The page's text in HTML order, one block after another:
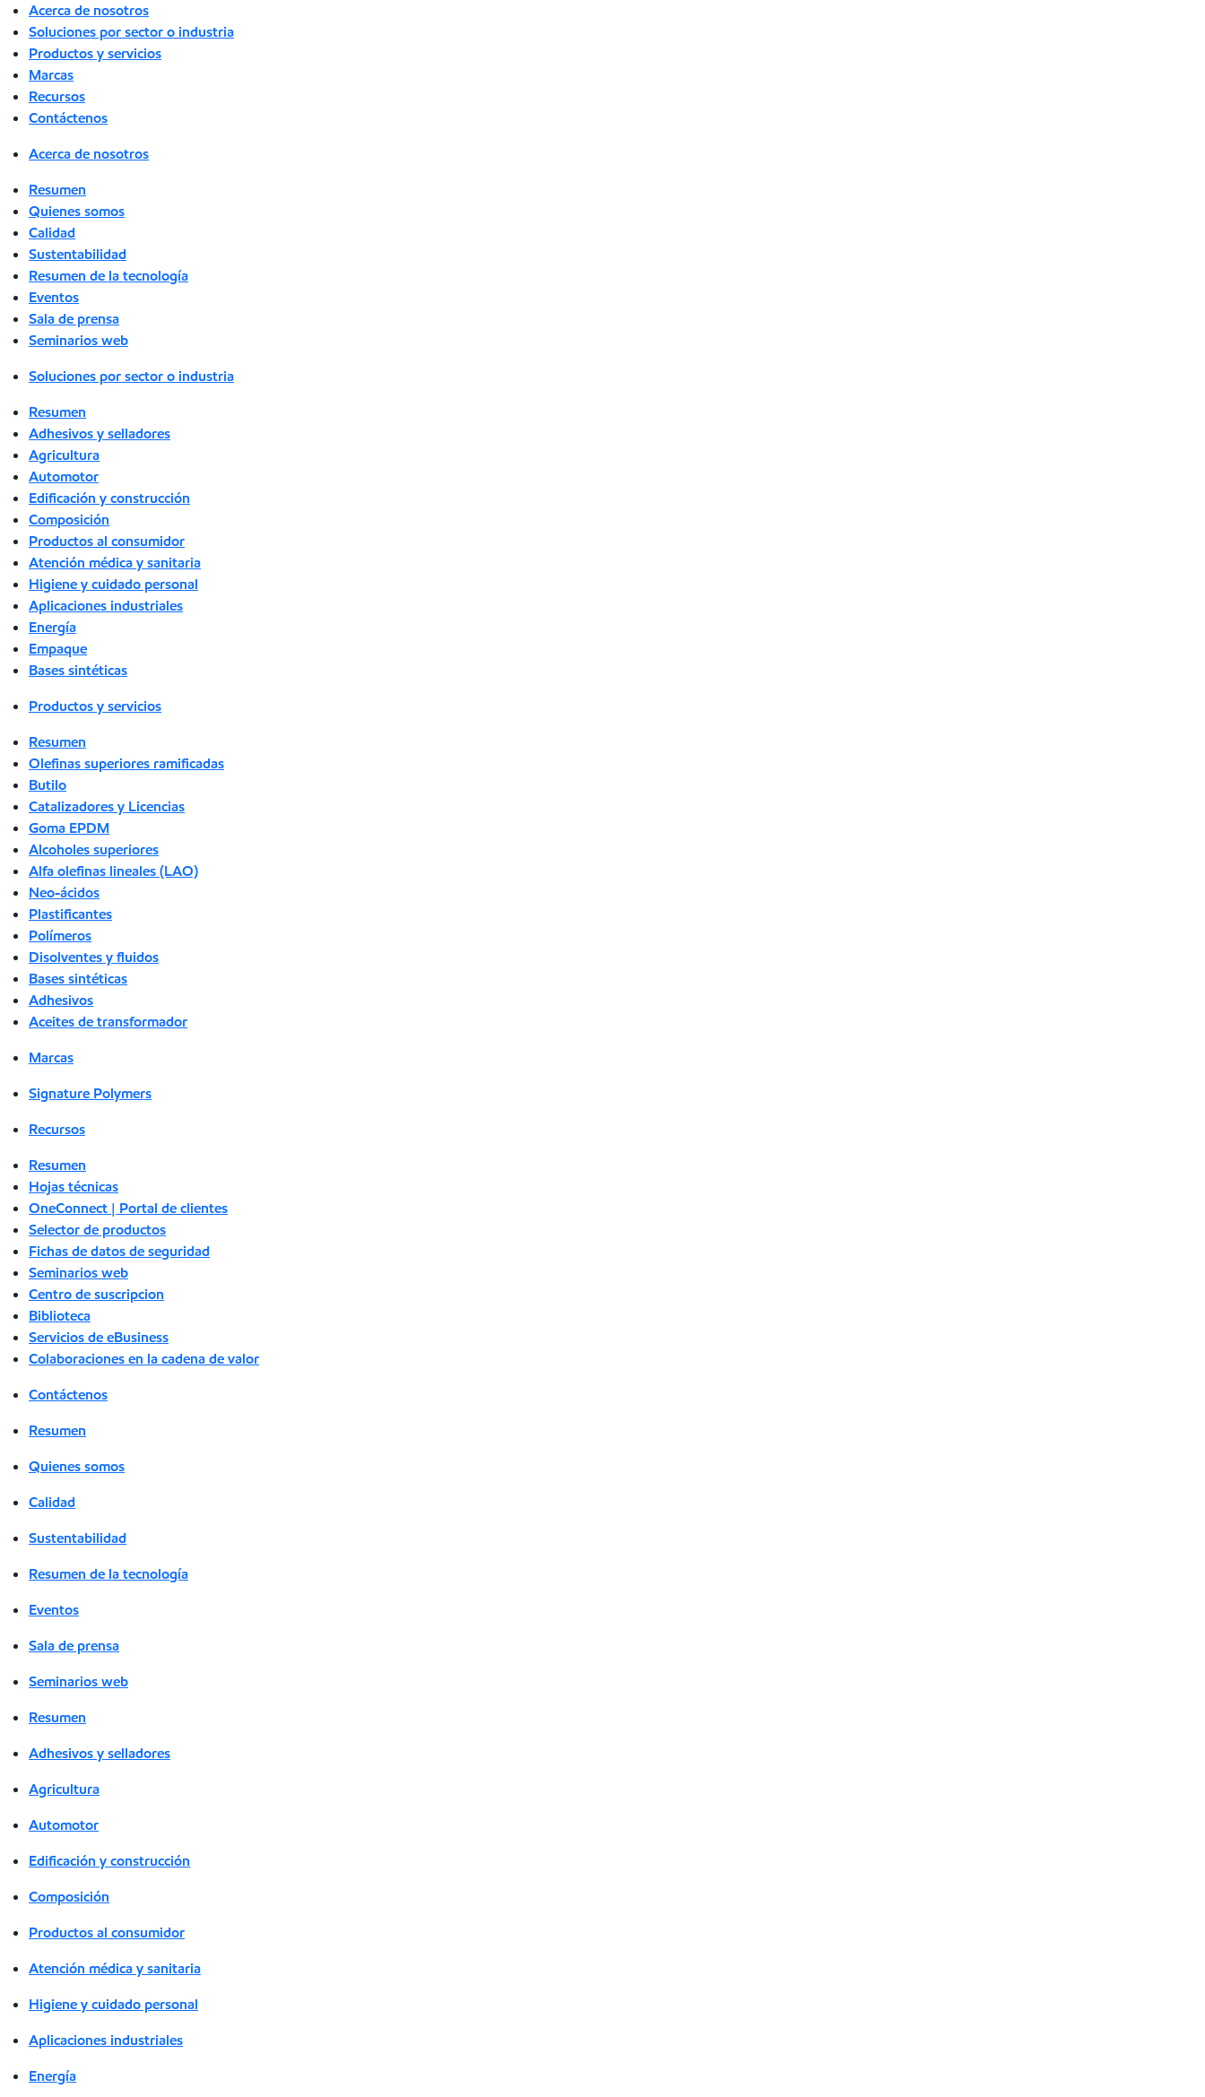
Acerca de nosotros
Soluciones por sector o industria
Productos y servicios
Marcas
Recursos
Contáctenos
Acerca de nosotros
Resumen
Quienes somos
Calidad
Sustentabilidad
Resumen de la tecnología
Eventos
Sala de prensa
Seminarios web
Soluciones por sector o industria
Resumen
Adhesivos y selladores
Agricultura
Automotor
Edificación y construcción
Composición
Productos al consumidor
Atención médica y sanitaria
Higiene y cuidado personal
Aplicaciones industriales
Energía
Empaque
Bases sintéticas
Productos y servicios
Resumen
Olefinas superiores ramificadas
Butilo
Catalizadores y Licencias
Goma EPDM
Alcoholes superiores
Alfa olefinas lineales (LAO)
Neo-ácidos
Plastificantes
Polímeros
Disolventes y fluidos
Bases sintéticas
Adhesivos
Aceites de transformador
Marcas
Signature Polymers
Recursos
Resumen
Hojas técnicas
OneConnect | Portal de clientes
Selector de productos
Fichas de datos de seguridad
Seminarios web
Centro de suscripcion
Biblioteca
Servicios de eBusiness
Colaboraciones en la cadena de valor
Contáctenos
Resumen
Quienes somos
Calidad
Sustentabilidad
Resumen de la tecnología
Eventos
Sala de prensa
Seminarios web
Resumen
Adhesivos y selladores
Agricultura
Automotor
Edificación y construcción
Composición
Productos al consumidor
Atención médica y sanitaria
Higiene y cuidado personal
Aplicaciones industriales
Energía